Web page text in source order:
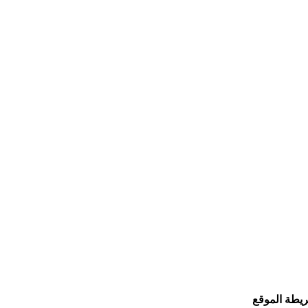
الموقع